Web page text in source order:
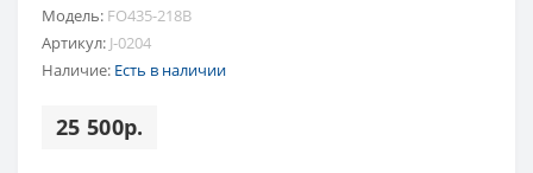
Модель: FO435-218B
Артикул: J-0204
Наличие: Есть в наличии
25 500р.